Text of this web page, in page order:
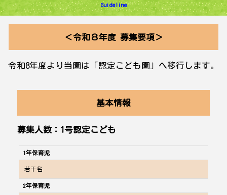
Guideline
＜令和８年度 募集要項＞
令和8年度より当園は「認定こども園」へ移行します。
基本情報
募集人数：1号認定こども
1年保育児
若干名
2年保育児